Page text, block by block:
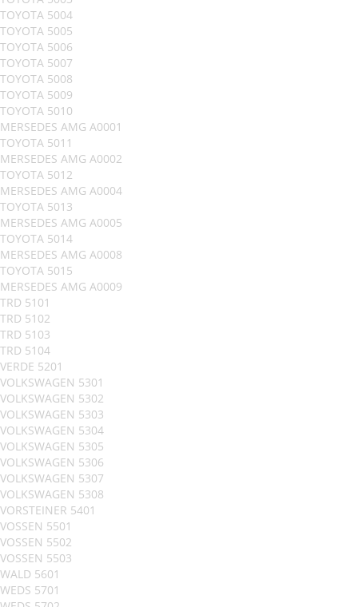
TOYOTA 5004
TOYOTA 5005
TOYOTA 5006
TOYOTA 5007
TOYOTA 5008
TOYOTA 5009
TOYOTA 5010
MERSEDES AMG A0001
TOYOTA 5011
MERSEDES AMG A0002
TOYOTA 5012
MERSEDES AMG A0004
TOYOTA 5013
MERSEDES AMG A0005
TOYOTA 5014
MERSEDES AMG A0008
TOYOTA 5015
MERSEDES AMG A0009
TRD 5101
TRD 5102
TRD 5103
TRD 5104
VERDE 5201
VOLKSWAGEN 5301
VOLKSWAGEN 5302
VOLKSWAGEN 5303
VOLKSWAGEN 5304
VOLKSWAGEN 5305
VOLKSWAGEN 5306
VOLKSWAGEN 5307
VOLKSWAGEN 5308
VORSTEINER 5401
VOSSEN 5501
VOSSEN 5502
VOSSEN 5503
WALD 5601
WEDS 5701